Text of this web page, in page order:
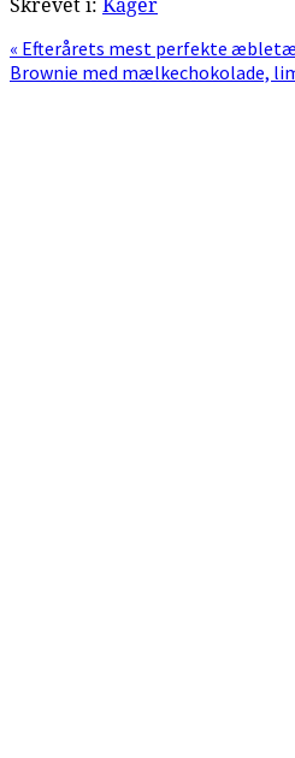
Skrevet i: Kager
Previous
Post:
« Efterårets mest perfekte
Next
Brownie med mælkechokolade,